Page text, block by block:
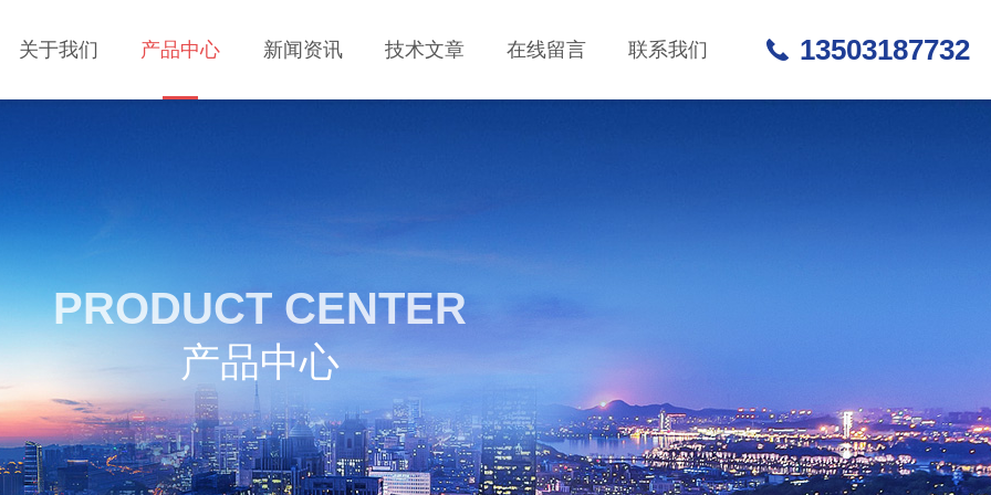
关于我们 产品中心 新闻资讯 技术文章 在线留言 联系我们 13503187732
PRODUCT CENTER
产品中心